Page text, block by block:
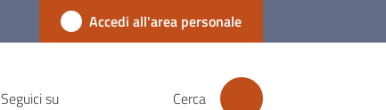
Accedi all'area personale
Seguici su Cerca